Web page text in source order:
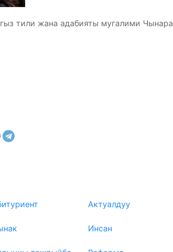
тили жана адабияты мугалими Чынара
Актуалдуу
Инсан